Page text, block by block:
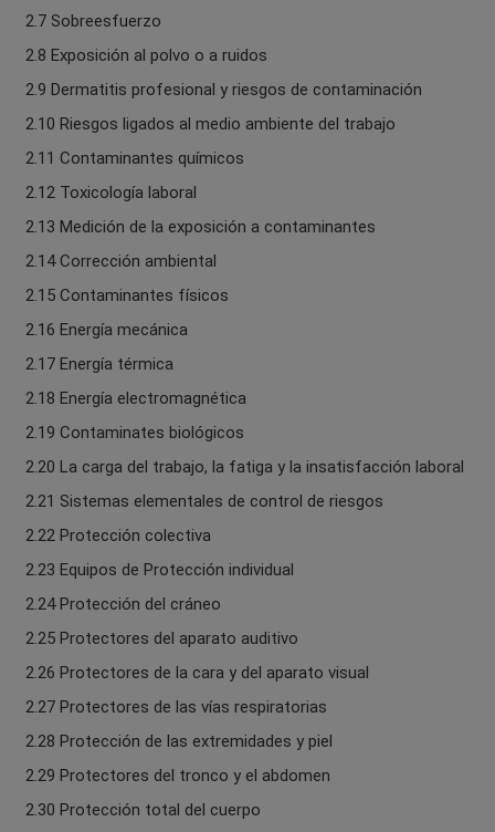
2.7 Sobreesfuerzo
2.8 Exposición al polvo o a ruidos
2.9 Dermatitis profesional y riesgos de contaminación
2.10 Riesgos ligados al medio ambiente del trabajo
2.11 Contaminantes químicos
2.12 Toxicología laboral
2.13 Medición de la exposición a contaminantes
2.14 Corrección ambiental
2.15 Contaminantes físicos
2.16 Energía mecánica
2.17 Energía térmica
2.18 Energía electromagnética
2.19 Contaminates biológicos
2.20 La carga del trabajo, la fatiga y la insatisfacción laboral
2.21 Sistemas elementales de control de riesgos
2.22 Protección colectiva
2.23 Equipos de Protección individual
2.24 Protección del cráneo
2.25 Protectores del aparato auditivo
2.26 Protectores de la cara y del aparato visual
2.27 Protectores de las vías respiratorias
2.28 Protección de las extremidades y piel
2.29 Protectores del tronco y el abdomen
2.30 Protección total del cuerpo